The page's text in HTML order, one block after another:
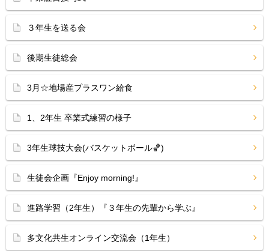
３年生を送る会
後期生徒総会
3月☆地場産プラスワン給食
1、2年生 卒業式練習の様子
3年生球技大会(バスケットボール🏀)
生徒会企画『Enjoy morning!』
進路学習（2年生）『３年生の先輩から学ぶ』
多文化共生オンライン交流会（1年生）